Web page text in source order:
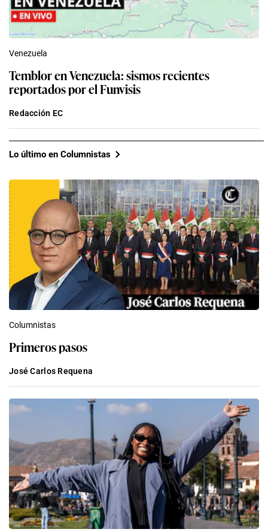
Venezuela
Temblor en Venezuela: sismos recientes
reportados por el Funvisis
Redacción EC
Lo último en Columnistas
Columnistas
Primeros pasos
José Carlos Requena